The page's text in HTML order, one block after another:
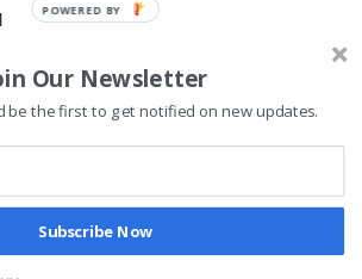
Our Newsletter
be the first to get notified on new updates.
Subscribe Now